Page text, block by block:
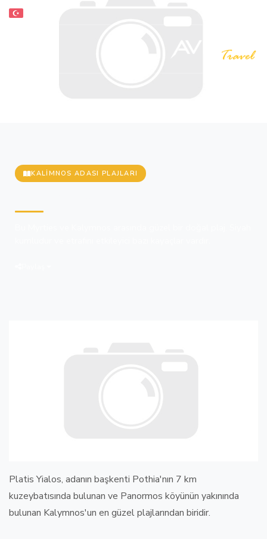
KALIMNOS ADASI PLAJLARI
Platis Yialos, adanın başkenti Pothia'nın 7 km
kuzeybatısında bulunan ve Panormos köyünün yakınında
bulunan Kalymnos'un en güzel plajlarından biridir.